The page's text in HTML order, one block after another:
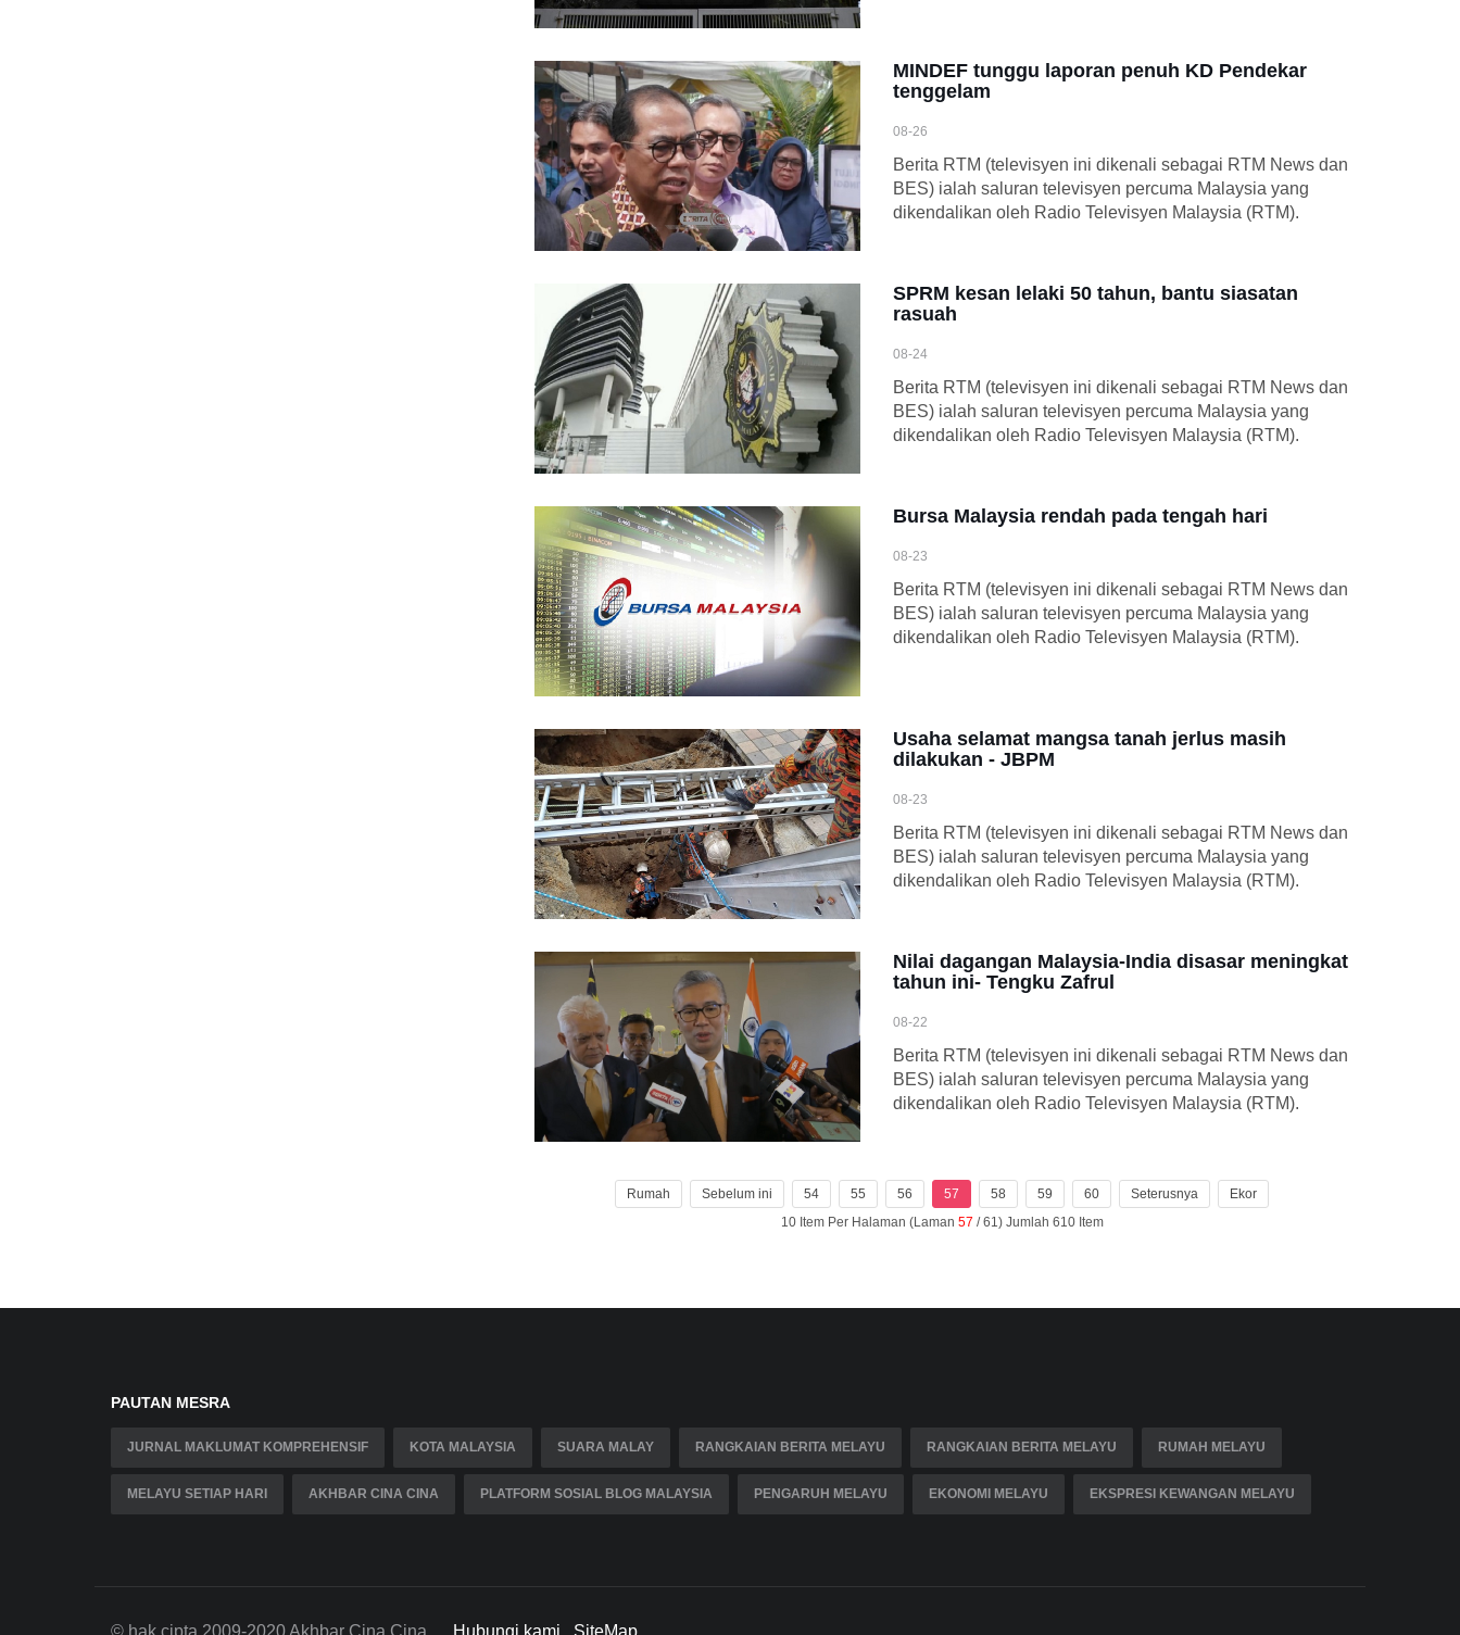
MINDEF tunggu laporan penuh KD Pendekar
tenggelam
08-26
Berita RTM (televisyen ini dikenali sebagai RTM News dan
BES) ialah saluran televisyen percuma Malaysia yang
dikendalikan oleh Radio Televisyen Malaysia (RTM).
SPRM kesan lelaki 50 tahun, bantu siasatan
rasuah
08-24
Berita RTM (televisyen ini dikenali sebagai RTM News dan
BES) ialah saluran televisyen percuma Malaysia yang
dikendalikan oleh Radio Televisyen Malaysia (RTM).
Bursa Malaysia rendah pada tengah hari
08-23
Berita RTM (televisyen ini dikenali sebagai RTM News dan
BES) ialah saluran televisyen percuma Malaysia yang
dikendalikan oleh Radio Televisyen Malaysia (RTM).
Usaha selamat mangsa tanah jerlus masih
dilakukan - JBPM
08-23
Berita RTM (televisyen ini dikenali sebagai RTM News dan
BES) ialah saluran televisyen percuma Malaysia yang
dikendalikan oleh Radio Televisyen Malaysia (RTM).
Nilai dagangan Malaysia-India disasar meningkat
tahun ini- Tengku Zafrul
08-22
Berita RTM (televisyen ini dikenali sebagai RTM News dan
BES) ialah saluran televisyen percuma Malaysia yang
dikendalikan oleh Radio Televisyen Malaysia (RTM).
Rumah Sebelum ini 54 55 56 57 58 59 60 Seterusnya
Ekor
10 Item Per Halaman (Laman 57 / 61) Jumlah 610 Item
PAUTAN MESRA
JURNAL MAKLUMAT KOMPREHENSIF KOTA MALAYSIA SUARA MALAY RANGKAIAN BERITA MELAYU RANGKAIAN BERITA MELAYU RUMAH MELAYU
MELAYU SETIAP HARI AKHBAR CINA CINA PLATFORM SOSIAL BLOG MALAYSIA PENGARUH MELAYU EKONOMI MELAYU EKSPRESI KEWANGAN MELAYU
© hak cipta 2009-2020 Akhbar Cina Cina Hubungi kami SiteMap